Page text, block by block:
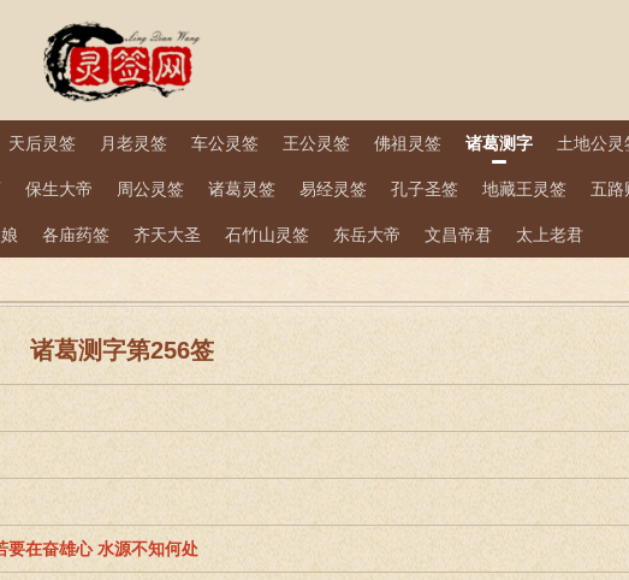
天后灵签 月老灵签 车公灵签 王公灵签 佛祖灵签 诸葛测字 土地公灵
保生大帝 周公灵签 诸葛灵签 易经灵签 孔子圣签 地藏王灵签 五路
各庙药签 齐天大圣 石竹山灵签 东岳大帝 文昌帝君 太上老君
诸葛测字第256签
要在奋雄心 水源不知何处